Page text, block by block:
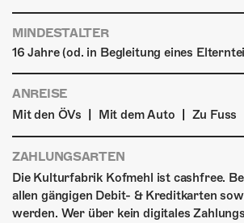
MINDESTALTER
16 Jahre (od. in Begleitung eines
ANREISE
Mit den ÖVs
Mit dem Auto Zu Fuss
ZAHLUNGSARTEN
Die Kulturfabrik Kofmehl ist cashfree.
allen gängigen Debit- & Kreditkarten
werden. Wer über kein digitales